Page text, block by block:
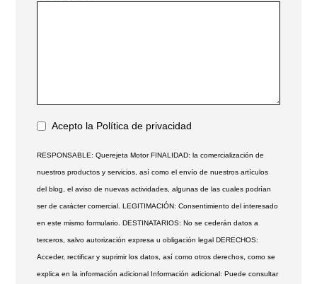
Acepto la Política de privacidad
RESPONSABLE: Querejeta Motor FINALIDAD: la comercialización de
nuestros productos y servicios, así como el envío de nuestros artículos
del blog, el aviso de nuevas actividades, algunas de las cuales podrían
ser de carácter comercial. LEGITIMACIÓN: Consentimiento del interesado
en este mismo formulario. DESTINATARIOS: No se cederán datos a
terceros, salvo autorización expresa u obligación legal DERECHOS:
Acceder, rectificar y suprimir los datos, así como otros derechos, como se
explica en la información adicional Información adicional: Puede consultar